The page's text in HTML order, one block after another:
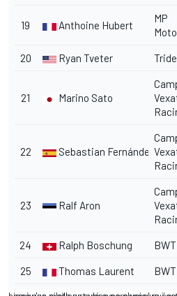
19 Anthoine Hubert
MP
20 Ryan Tveter
21 Marino Sato
22 Sebastian Fernández
23 Ralf Aron
24 Ralph Boschung
25 Thomas Laurent